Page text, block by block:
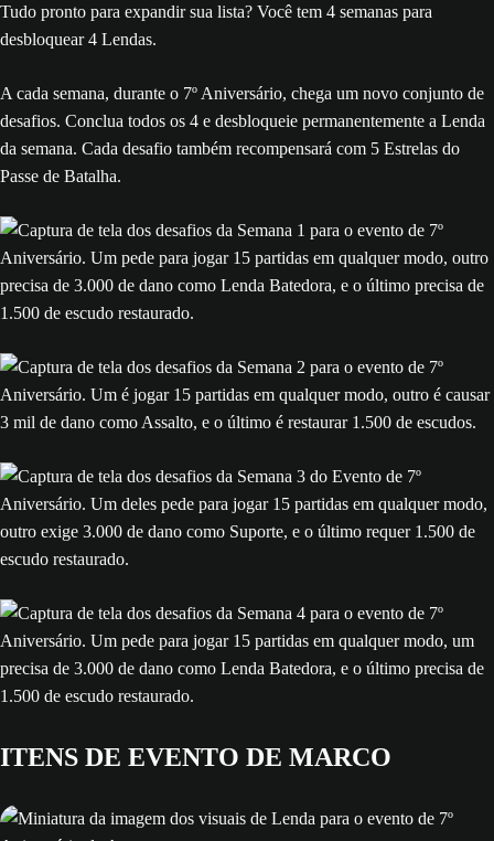
Tudo pronto para expandir sua lista? Você tem 4 semanas para
desbloquear 4 Lendas.
A cada semana, durante o 7º Aniversário, chega um novo conjunto de
desafios. Conclua todos os 4 e desbloqueie permanentemente a Lenda
da semana. Cada desafio também recompensará com 5 Estrelas do
Passe de Batalha.
ITENS DE EVENTO DE MARCO